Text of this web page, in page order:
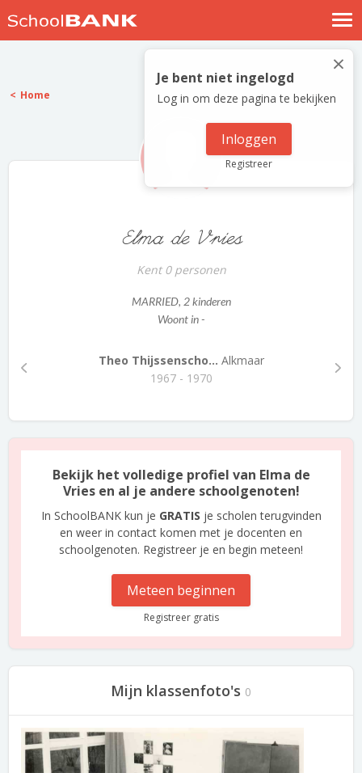
Nostalgische verhalen
Log in
Meld je gratis aan
×
Je bent niet ingelogd
Log in om deze pagina te bekijken
Inloggen
Registreer
Home
Elma de Vries
Kent 0 personen
MARRIED, 2 kinderen
Woont in -
Theo Thijssenscho... Alkmaar
1967 - 1970
Bekijk het volledige profiel van Elma de
Vries en al je andere schoolgenoten!
In SchoolBANK kun je GRATIS je scholen terugvinden
en weer in contact komen met je docenten en
schoolgenoten. Registreer je en begin meteen!
Meteen beginnen
Registreer gratis
Mijn klassenfoto's 0